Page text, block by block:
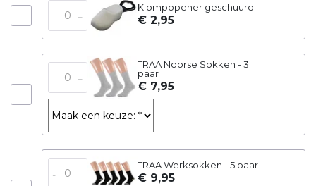
- +
Klompopener geschuurd
€ 2,95
- +
TRAA Noorse Sokken - 3
paar
€ 7,95
- +
TRAA Werksokken - 5 paar
€ 9,95